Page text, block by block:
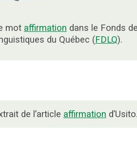
mot affirmation dans le Fonds
du Québec (FDLQ).
de l’article affirmation